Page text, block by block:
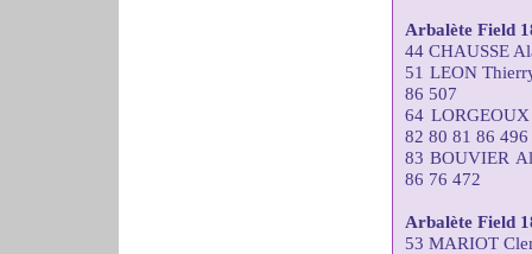
Arbalète Field
44 CHAUSSE
51 LEON
86 507
64
82 80 81 86 496
83 BOUVIER
86 76 472
Arbalète Field
53 MARIOT